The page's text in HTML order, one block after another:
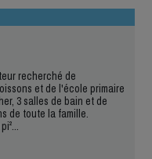
recherché de
et de l'école primaire
3 salles de bain et de
de toute la famille.